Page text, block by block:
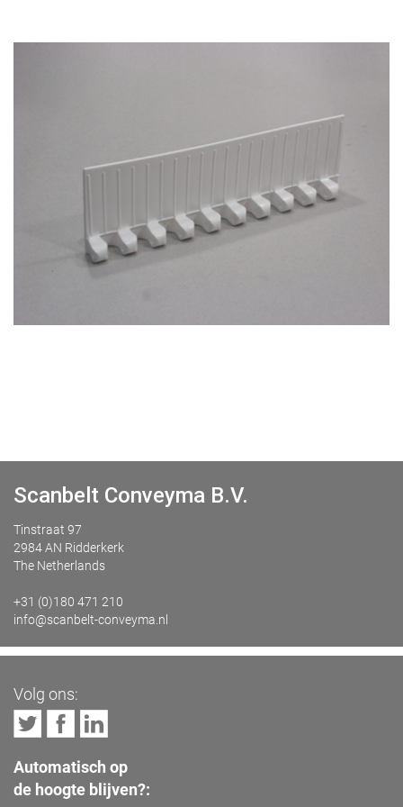
Scanbelt Conveyma B.V.
Tinstraat 97
2984 AN Ridderkerk
The Netherlands
+31 (0)180 471 210
info@scanbelt-conveyma.nl
Volg ons:
Automatisch op
de hoogte blijven?: